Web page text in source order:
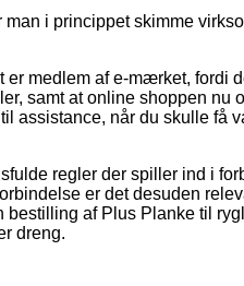
i princippet skimme
medlem af e-mærket, fordi
samt at online shoppen nu
assistance, når du skulle få
regler der spiller ind i
er det desuden
af Plus Planke til
dreng.